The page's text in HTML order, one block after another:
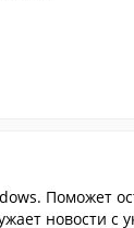
Поможет
новости с